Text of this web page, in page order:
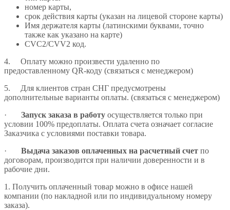
номер карты,
срок действия карты (указан на лицевой стороне карты)
Имя держателя карты (латинскими буквами, точно
также как указано на карте)
CVC2/CVV2 код.
4. Оплату можно произвести удаленно по
предоставленному QR-коду (связаться с менеджером)
5. Для клиентов стран СНГ предусмотрены
дополнительные варианты оплаты. (связаться с менеджером)
· Запуск заказа в работу осуществляется только при
условии 100% предоплаты. Оплата счета означает согласие
Заказчика с условиями поставки товара.
· Выдача заказов оплаченных на расчетный счет по
договорам, производится при наличии доверенности и в
рабочие дни.
1. Получить оплаченный товар можно в офисе нашей
компании (по накладной или по индивидуальному номеру
заказа).